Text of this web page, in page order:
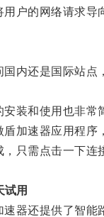
的网络请求导向
还是国际站点，
装和使用也非常
速器应用程序
需点击一下连接
试用
还提供了智能路